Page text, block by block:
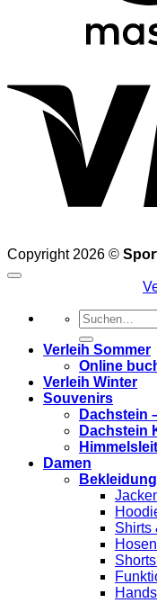
Copyright 2026 ©
Suchen
nach:
Verleih Sommer
Online
Verleih Winter
Souvenirs
Dachstein
Dachstein
Damen
Bekleidung
Shirts
Hosen